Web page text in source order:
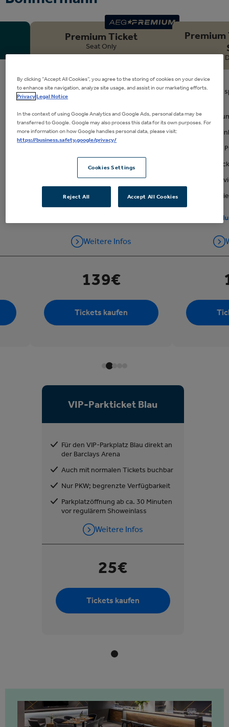
Premium Ticket
Seat Only
Ticket der besten Kategorie im
Unterrang
der Arena (Getränke gegen
Berechnung)
Separater Premium Eingang
VIP-Parkticket (je zwei Tickets)
Guest Service
Kostenfreie Garderobe
Weitere Infos
139€
Tickets kaufen
Ticket mit
Zugang
Getränke
Separater
VIP-
Guest
Tickets kaufen
Loge anfragen
VIP-Parkticket Blau
Für den VIP-Parkplatz Blau direkt an
der Barclays Arena
Auch mit normalen Tickets buchbar
Nur PKW; begrenzte Verfügbarkeit
Parkplatzöffnung ab ca. 30 Minuten
vor regulärem Showeinlass
Weitere Infos
25€
Tickets kaufen
By clicking “Accept All Cookies”, you agree to the storing of cookies on your device
to enhance site navigation, analyze site usage, and assist in our marketing efforts.
PrivacyLegal Notice
In the context of using Google Analytics and Google Ads, personal data may be
transferred to Google. Google may also process this data for its own purposes. For
more information on how Google handles personal data, please visit:
https://business.safety.google/privacy/
Cookies Settings
Reject All Accept All Cookies